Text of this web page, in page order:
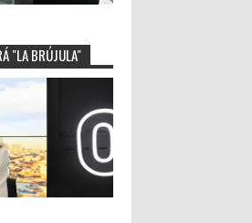
"LA BRÚJULA"